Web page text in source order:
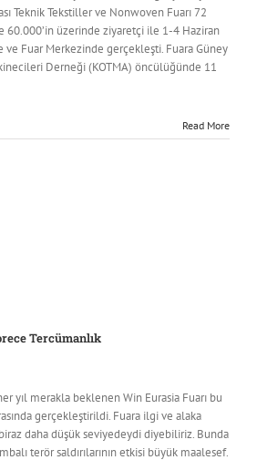
Teknik Tekstiller ve Nonwoven Fuarı 72
60.000’in üzerinde ziyaretçi ile 1-4 Haziran
Fuar Merkezinde gerçekleşti. Fuara Güney
Derneği (KOTMA) öncülüğünde 11
Read More
Tercümanlık
yıl merakla beklenen Win Eurasia Fuarı bu
gerçekleştirildi. Fuara ilgi ve alaka
daha düşük seviyedeydi diyebiliriz. Bunda
terör saldırılarının etkisi büyük maalesef.